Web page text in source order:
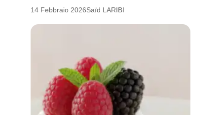
14 Febbraio 2026Saïd LARIBI